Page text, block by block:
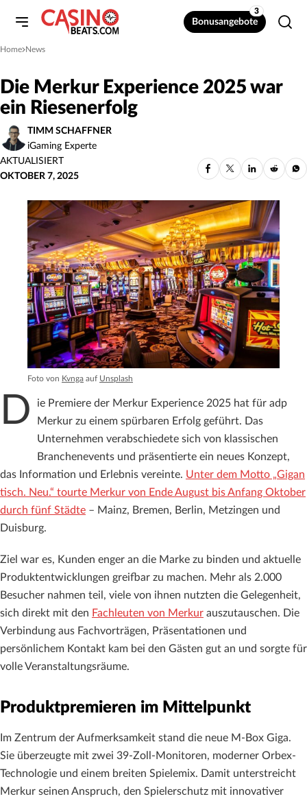
Bonusangebote
3
Home
»News
Die Merkur Experience 2025 war
ein Riesenerfolg
TIMM SCHAFFNER
iGaming Experte
AKTUALISIERT
OKTOBER 7, 2025
Foto von Kvnga auf Unsplash
D
ie Premiere der Merkur Experience 2025 hat für adp
Merkur zu einem spürbaren Erfolg geführt. Das
Unternehmen verabschiedete sich von klassischen
Branchenevents und präsentierte ein neues Konzept,
das Information und Erlebnis vereinte. Unter dem Motto „Gigan
tisch. Neu.“ tourte Merkur von Ende August bis Anfang Oktober
durch fünf Städte – Mainz, Bremen, Berlin, Metzingen und
Duisburg.
Ziel war es, Kunden enger an die Marke zu binden und aktuelle
Produktentwicklungen greifbar zu machen. Mehr als 2.000
Besucher nahmen teil, viele von ihnen nutzten die Gelegenheit,
sich direkt mit den Fachleuten von Merkur auszutauschen. Die
Verbindung aus Fachvorträgen, Präsentationen und
persönlichem Kontakt kam bei den Gästen gut an und sorgte für
volle Veranstaltungsräume.
Produktpremieren im Mittelpunkt
Im Zentrum der Aufmerksamkeit stand die neue M-Box Giga.
Sie überzeugte mit zwei 39-Zoll-Monitoren, moderner Orbex-
Technologie und einem breiten Spielemix. Damit unterstreicht
Merkur seinen Anspruch, den Spielerschutz mit innovativer